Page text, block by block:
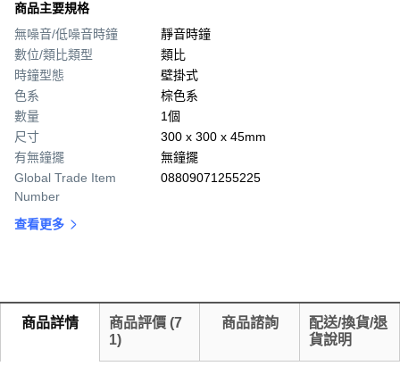
商品主要規格
無噪音/低噪音時鐘
靜音時鐘
數位/類比類型
類比
時鐘型態
壁掛式
色系
棕色系
數量
1個
尺寸
300 x 300 x 45mm
有無鐘擺
無鐘擺
Global Trade Item
Number
08809071255225
查看更多
商品詳情 商品評價 (7
1)
商品諮詢
配送/換貨/退
貨說明